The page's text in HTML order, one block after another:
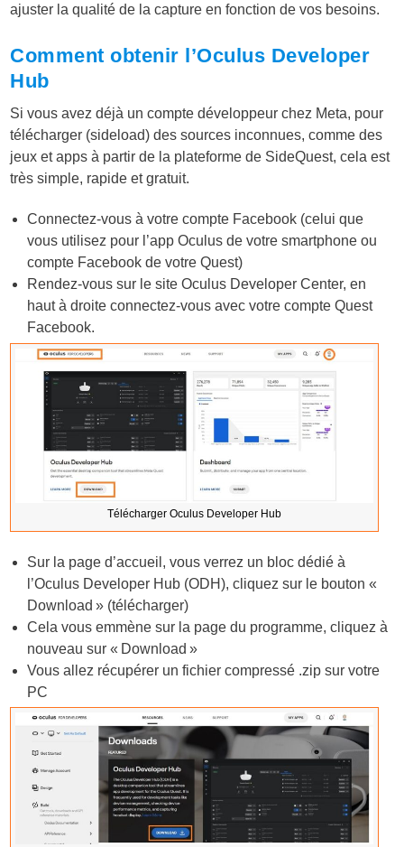
ajuster la qualité de la capture en fonction de vos besoins.
Comment obtenir l’Oculus Developer
Hub
Si vous avez déjà un compte développeur chez Meta, pour
télécharger (sideload) des sources inconnues, comme des
jeux et apps à partir de la plateforme de SideQuest, cela est
très simple, rapide et gratuit.
Connectez-vous à votre compte Facebook (celui que
vous utilisez pour l’app Oculus de votre smartphone ou
compte Facebook de votre Quest)
Rendez-vous sur le site Oculus Developer Center, en
haut à droite connectez-vous avec votre compte Quest
Facebook.
Télécharger Oculus Developer Hub
Sur la page d’accueil, vous verrez un bloc dédié à
l’Oculus Developer Hub (ODH), cliquez sur le bouton «
Download » (télécharger)
Cela vous emmène sur la page du programme, cliquez à
nouveau sur « Download »
Vous allez récupérer un fichier compressé .zip sur votre
PC